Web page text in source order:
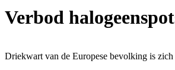
Verbod
Driekwart van de Europese bevolking is